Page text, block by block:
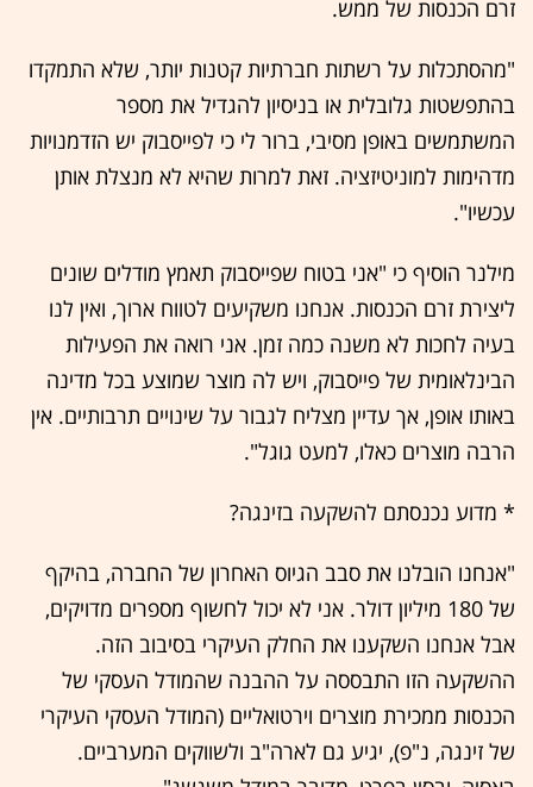
זרם הכנסות של ממש.
"מהסתכלות על רשתות חברתיות קטנות יותר, שלא התמקדו
בהתפשטות גלובלית או בניסיון להגדיל את מספר
המשתמשים באופן מסיבי, ברור לי כי לפייסבוק יש הזדמנויות
מדהימות למוניטיזציה. זאת למרות שהיא לא מנצלת אותן
עכשיו".
מילנר הוסיף כי "אני בטוח שפייסבוק תאמץ מודלים שונים
ליצירת זרם הכנסות. אנחנו משקיעים לטווח ארוך, ואין לנו
בעיה לחכות לא משנה כמה זמן. אני רואה את הפעילות
הבינלאומית של פייסבוק, ויש לה מוצר שמוצע בכל מדינה
באותו אופן, אך עדיין מצליח לגבור על שינויים תרבותיים. אין
הרבה מוצרים כאלו, למעט גוגל".
* מדוע נכנסתם להשקעה בזינגה?
"אנחנו הובלנו את סבב הגיוס האחרון של החברה, בהיקף
של 180 מיליון דולר. אני לא יכול לחשוף מספרים מדויקים,
אבל אנחנו השקענו את החלק העיקרי בסיבוב הזה.
ההשקעה הזו התבססה על ההבנה שהמודל העסקי של
הכנסות ממכירת מוצרים וירטואליים (המודל העסקי העיקרי
של זינגה, נ"פ), יגיע גם לארה"ב ולשווקים המערביים.